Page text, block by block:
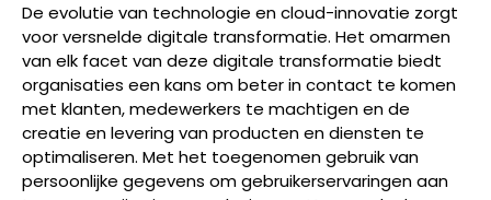
De evolutie van technologie en cloud-innovatie zorgt
voor versnelde digitale transformatie. Het omarmen
van elk facet van deze digitale transformatie biedt
organisaties een kans om beter in contact te komen
met klanten, medewerkers te machtigen en de
creatie en levering van producten en diensten te
optimaliseren. Met het toegenomen gebruik van
persoonlijke gegevens om gebruikerservaringen aan